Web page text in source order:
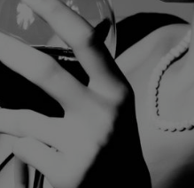
Līdz brīnišķīgai atpūtai
PĒRKU